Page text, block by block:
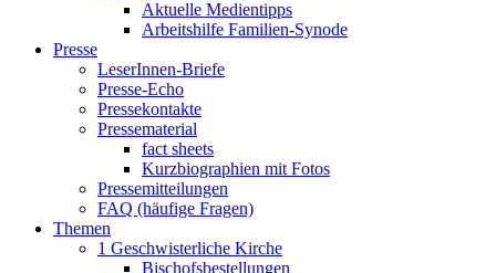
Aktuelle Medientipps
Arbeitshilfe Familien-Synode
Presse
LeserInnen-Briefe
Presse-Echo
Pressekontakte
Pressematerial
fact sheets
Kurzbiographien mit Fotos
Pressemitteilungen
FAQ (häufige Fragen)
Themen
1 Geschwisterliche Kirche
Bischofsbestellungen